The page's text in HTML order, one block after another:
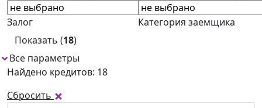
Залог
Категория заемщика
Показать (18)
Все параметры
Найдено кредитов: 18
Сбросить